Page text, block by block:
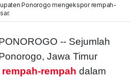
Ponorogo mengekspor rempah-
-- Sejumlah
Jawa Timur
rempah-rempah dalam